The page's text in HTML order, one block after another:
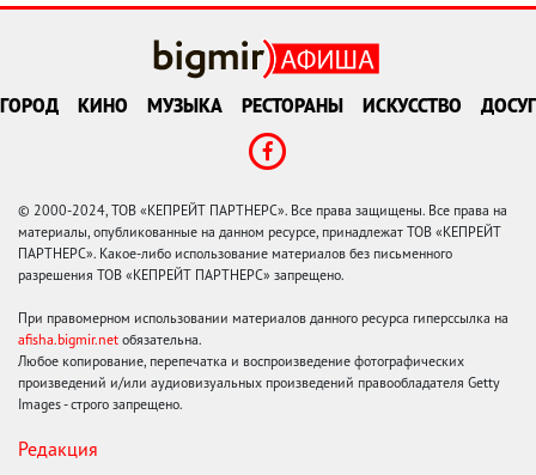
ГОРОД КИНО МУЗЫКА РЕСТОРАНЫ ИСКУССТВО ДОСУГ
© 2000-2024, ТОВ «КЕПРЕЙТ ПАРТНЕРС». Все права защищены. Все права на
материалы, опубликованные на данном ресурсе, принадлежат ТОВ «КЕПРЕЙТ
ПАРТНЕРС». Какое-либо использование материалов без письменного
разрешения ТОВ «КЕПРЕЙТ ПАРТНЕРС» запрещено.
При правомерном использовании материалов данного ресурса гиперссылка на
afisha.bigmir.net обязательна.
Любое копирование, перепечатка и воспроизведение фотографических
произведений и/или аудиовизуальных произведений правообладателя Getty
Images - строго запрещено.
Редакция